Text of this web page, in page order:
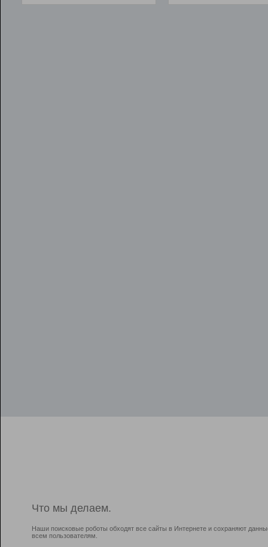
Что мы делаем.
Наши поисковые роботы обходят все сайты в Интернете и сохраняют
всем пользователям.